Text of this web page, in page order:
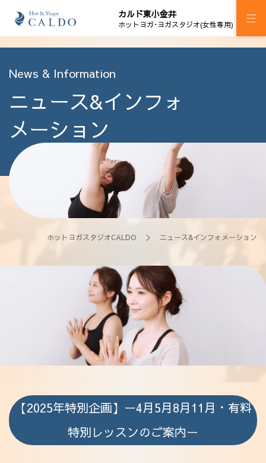
カルド東小金井
ホットヨガ･ヨガスタジオ(女性専用)
施設案内
プログラム
スケジュール
料金
法人会員
News & Information
ニュース&インフォ
メーション
ホットヨガスタジオCALDO ＞ ニュース&インフォメーション
【2025年特別企画】ー4月5月8月11月・有料
特別レッスンのご案内ー